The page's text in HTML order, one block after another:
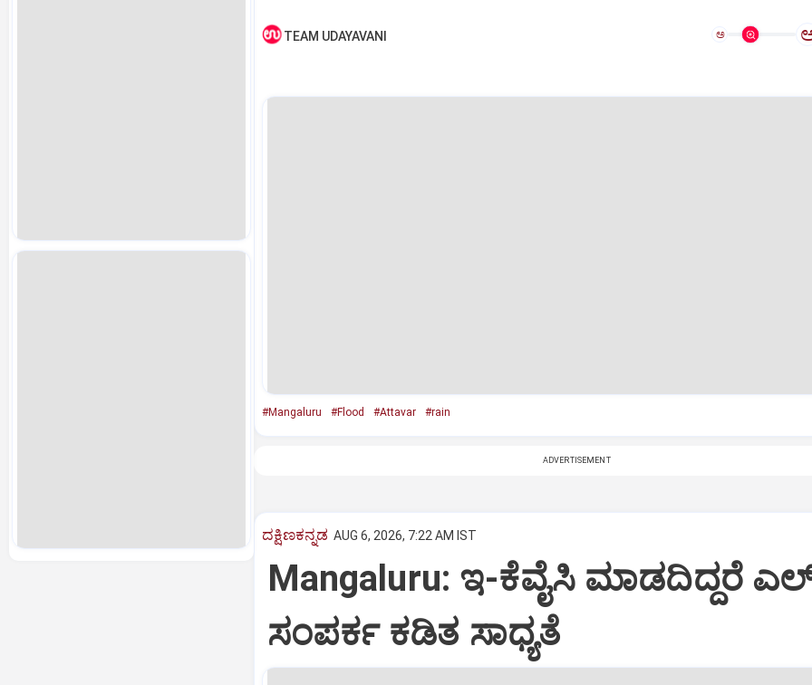
TEAM UDAYAVANI ಅ
#Mangaluru #Flood #Attavar #rain
ADVERTISEMENT
ದಕ್ಷಿಣಕನ್ನಡ AUG 6, 2026, 7:22 AM IST
Mangaluru: ಇ-ಕೆವೈಸಿ ಮಾಡದಿದ್ದರೆ
ಸಂಪರ್ಕ ಕಡಿತ ಸಾಧ್ಯತೆ